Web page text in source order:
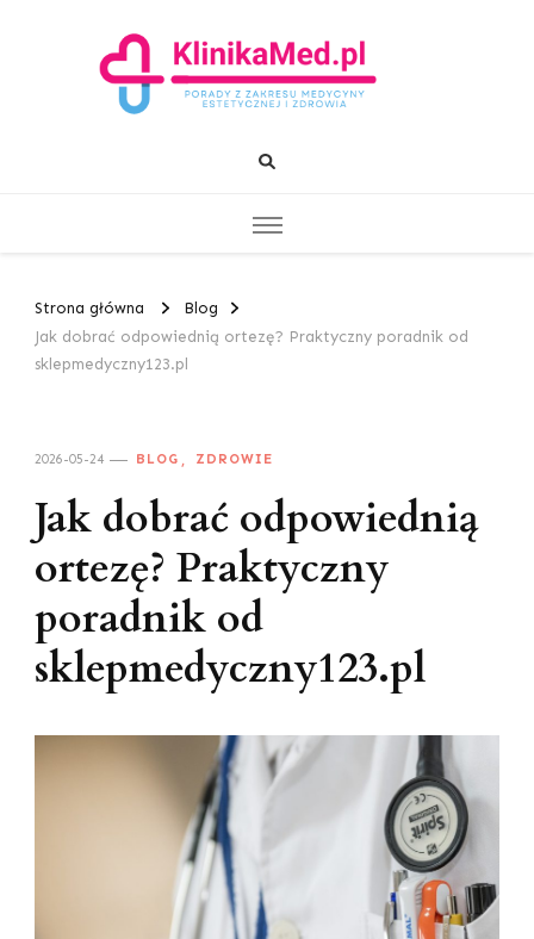
KlinikaMed.pl
Strona główna
Blog
Jak dobrać odpowiednią ortezę? Praktyczny poradnik od
sklepmedyczny123.pl
2026-05-24 BLOG ZDROWIE
Jak dobrać odpowiednią
ortezę? Praktyczny
poradnik od
sklepmedyczny123.pl